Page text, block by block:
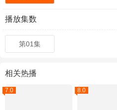
播放集数
第01集
相关热播
7.0 8.0